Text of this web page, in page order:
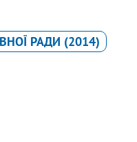
РАДИ (2014)